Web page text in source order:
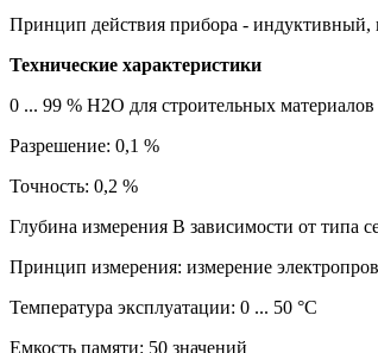
Принцип действия прибора - индуктивный,
Технические характеристики
0 ... 99 % H2O для строительных материалов
Разрешение: 0,1 %
Точность: 0,2 %
Глубина измерения В зависимости от типа
Принцип измерения: измерение
Температура эксплуатации: 0 ... 50 °C
Емкость памяти: 50 значений